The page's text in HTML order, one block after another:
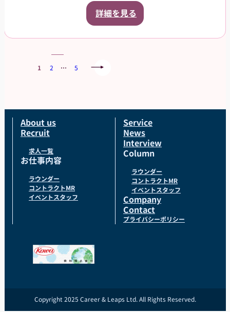
様への声掛けや、商品（栄養ドリンク、双眼鏡、大
会グッズ）の販売、ドリンクのサンプリング（配
当日は熊本空港に集合し、乗り合いタクシーで現地
【服装について】
統一感のあるユニフォームで、一体感を持ってお仕
事できます！
貸与品： ジャンパー、ポロシャツ、キャップをこち
らでご用意します。
持参物： 黒パンツまたはチノパン、動きやすいスニ
ーカーでお越しください。
詳細を見る
1 2 … 5
About us
Recruit
求人一覧
お仕事内容
ラウンダー
コントラクトMR
イベントスタッフ
Service
News
Interview
Column
ラウンダー
コントラクトMR
イベントスタッフ
Company
Contact
プライバシーポリシー
Copyright 2025 Career & Leaps Ltd. All Rights Reserved.